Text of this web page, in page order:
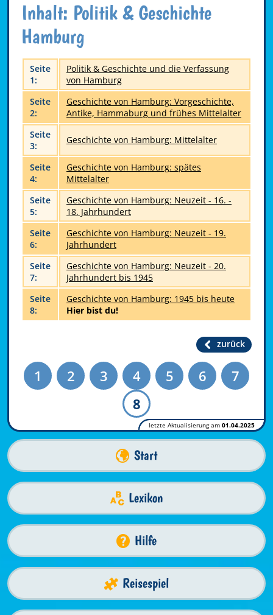
Inhalt: Politik & Geschichte
Hamburg
Seite
1:
Politik & Geschichte und die Verfassung
von Hamburg
Seite
2:
Geschichte von Hamburg: Vorgeschichte,
Antike, Hammaburg und frühes Mittelalter
Seite
3:
Geschichte von Hamburg: Mittelalter
Seite
4:
Geschichte von Hamburg: spätes
Mittelalter
Seite
5:
Geschichte von Hamburg: Neuzeit - 16. -
18. Jahrhundert
Seite
6:
Geschichte von Hamburg: Neuzeit - 19.
Jahrhundert
Seite
7:
Geschichte von Hamburg: Neuzeit - 20.
Jahrhundert bis 1945
Seite
8:
Geschichte von Hamburg: 1945 bis heute
Hier bist du!
zurück
1 2 3 4 5 6
7
8
letzte Aktualisierung am 01.04.2025
Start
Lexikon
Hilfe
Reisespiel